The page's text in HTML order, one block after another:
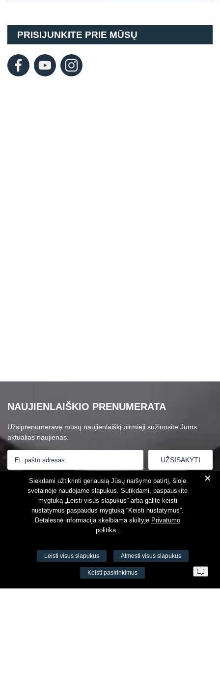
PRISIJUNKITE PRIE MŪSŲ
NAUJIENLAIŠKIO PRENUMERATA
Užsiprenumeravę mūsų naujienlaiškį pirmieji sužinosite Jums
aktualias naujienas.
Susipažinau suPrivatumo politika
VŠĮ Fitneso mokymo centras AEROMIX
+
Siekdami užtikrinti geriausią Jūsų naršymo patirtį, šioje
svetainėje naudojame slapukus. Sutikdami, paspauskite
mygtuką „Leisti visus slapukus” arba galite keisti
nustatymus paspaudus mygtuką “Keisti nustatymus”.
Detalesnė informacija skelbiama skiltyje Privatumo
politika .
Leisti visus slapukus Atmesti visus slapukus
Keisti pasirinkimus